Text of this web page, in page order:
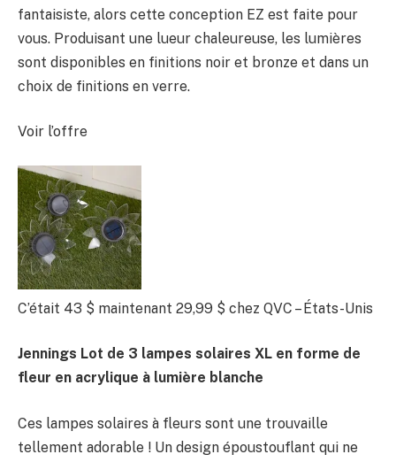
fantaisiste, alors cette conception EZ est faite pour
vous. Produisant une lueur chaleureuse, les lumières
sont disponibles en finitions noir et bronze et dans un
choix de finitions en verre.
Voir l’offre
C’était 43 $ maintenant 29,99 $ chez QVC – États-Unis
Jennings Lot de 3 lampes solaires XL en forme de
fleur en acrylique à lumière blanche
Ces lampes solaires à fleurs sont une trouvaille
tellement adorable ! Un design époustouflant qui ne